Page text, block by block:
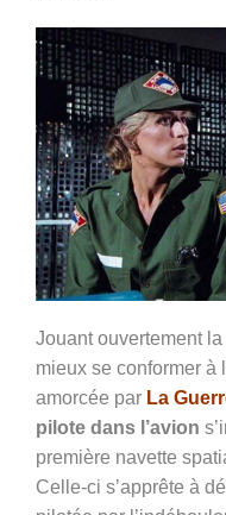
Jouant ouvertement
mieux se conformer à
amorcée par La
pilote dans l’avion
première navette
Celle-ci s’apprête à